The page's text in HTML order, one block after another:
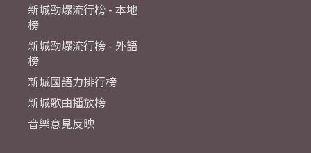
新城勁爆流行榜 - 本地
榜
新城勁爆流行榜 - 外語
榜
新城國語力排行榜
新城歌曲播放榜
音樂意見反映